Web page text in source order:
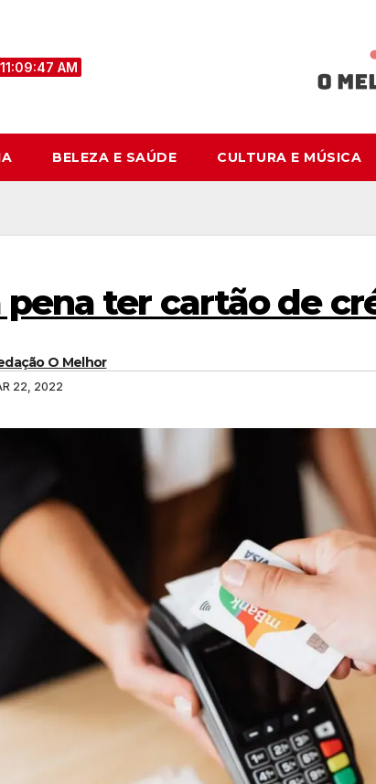
11:09:48 AM
BELEZA E SAÚDE CULTURA E MÚSICA
pena ter cartão de
O Melhor
22, 2022